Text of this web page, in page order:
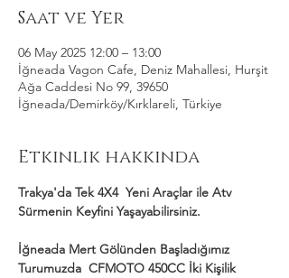
Saat ve Yer
06 May 2025 12:00 – 13:00
İğneada Vagon Cafe, Deniz Mahallesi, Hurşit
Ağa Caddesi No 99, 39650
İğneada/Demirköy/Kırklareli, Türkiye
Etkinlik hakkında
Trakya'da Tek 4X4  Yeni Araçlar ile Atv
Sürmenin Keyfini Yaşayabilirsiniz.
İğneada Mert Gölünden Başladığımız
Turumuzda  CFMOTO 450CC İki Kişilik